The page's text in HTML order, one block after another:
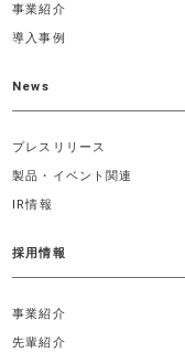
事業紹介
導入事例
News
プレスリリース
製品・イベント関連
IR情報
採用情報
事業紹介
先輩紹介